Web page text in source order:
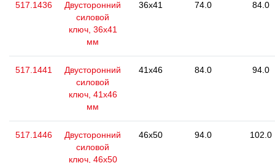
517.1436
Двусторонний
силовой
ключ, 36х41
мм
36x41 74.0 84.0
517.1441
Двусторонний
силовой
ключ, 41x46
мм
41x46 84.0 94.0
517.1446
Двусторонний
силовой
ключ, 46x50
46x50 94.0 102.0